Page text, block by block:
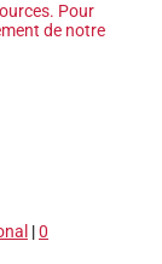
Pour
de notre
|0